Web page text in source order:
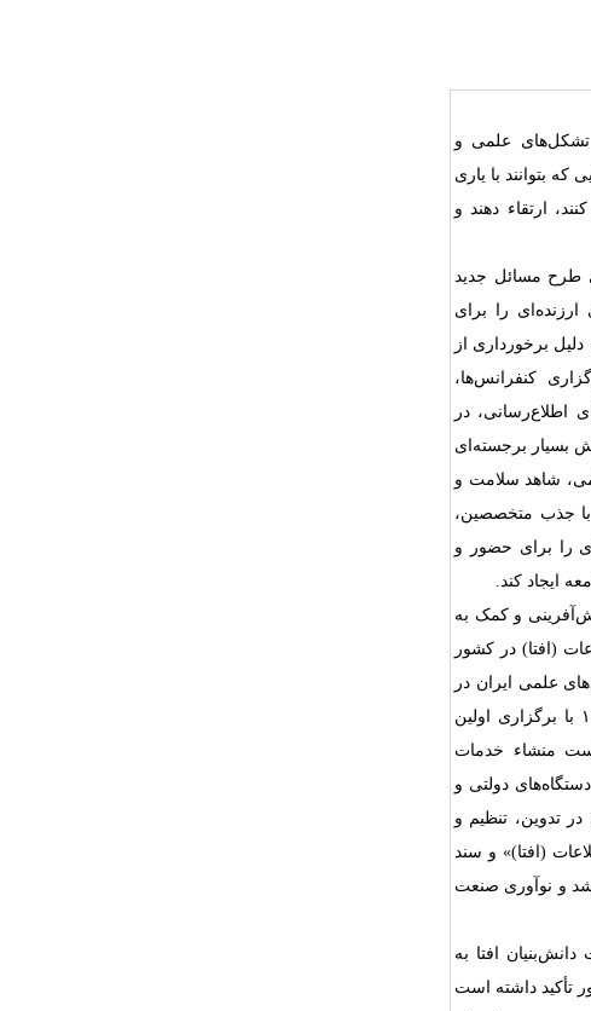
تشکل‌های‌ علمی‌ و
بتوانند با یاری
ارتقاء دهند و
طرح ‌مسائل‌ جدید
را‌ برای
برخورداری‌ از
‌کنفرانس‌ها،
اطلاع‌رسانی، در
بسیار برجسته‌ای‌
شاهد سلامت و
با جذب متخصصین،
را برای حضور و
ایجاد کند.
و کمک به
(افتا) در کشور
علمی ایران در
تاریخ ۱۳۷۸/۱۲/۲۵ و از زمان شروع فعالیت رسمی خود در شانزدهم تیرماه ۱۳۷۹ با برگزاری اولین
منشاء خدمات
دولتی و
در تدوین، تنظیم و
(افتا)» و سند
و نوآوری صنعت
افتا به
تأکید داشته است